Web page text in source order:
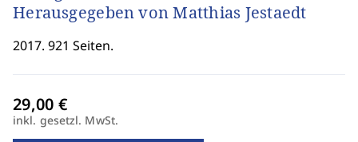
Herausgegeben von Matthias Jestaedt
2017. 921 Seiten.
inkl. gesetzl. MwSt.